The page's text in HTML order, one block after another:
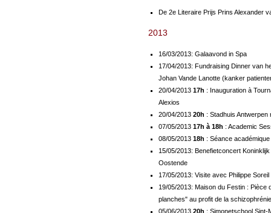
De 2e Literaire Prijs Prins Alexander
2013
16/03/2013: Galaavond in Spa
17/04/2013: Fundraising Dinner van
Johan Vande Lanotte (kanker
20/04/2013 17h : Inauguration à
Alexios
20/04/2013 20h : Stadhuis
07/05/2013 17h à 18h : Academic
08/05/2013 18h : Séance académique
15/05/2013: Benefietconcert
Oostende
17/05/2013: Visite avec Philippe Soreil
19/05/2013: Maison du Festin : Pièce
planches" au profit de la schizophrénie
05/06/2013 20h : Simonetschool